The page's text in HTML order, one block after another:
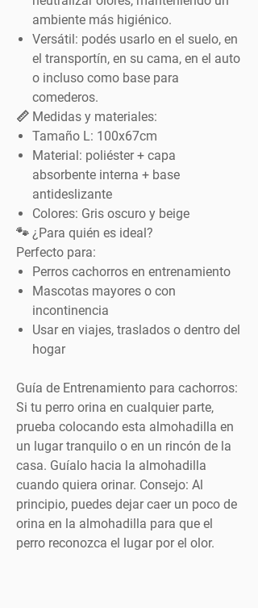
ambiente más higiénico.
Versátil: podés usarlo en el suelo, en
el transportín, en su cama, en el auto
o incluso como base para
comederos.
📏 Medidas y materiales:
Tamaño L: 100x67cm
Material: poliéster + capa
absorbente interna + base
antideslizante
Colores: Gris oscuro y beige
🐾 ¿Para quién es ideal?
Perfecto para:
Perros cachorros en entrenamiento
Mascotas mayores o con
incontinencia
Usar en viajes, traslados o dentro del
hogar
Guía de Entrenamiento para cachorros:
Si tu perro orina en cualquier parte,
prueba colocando esta almohadilla en
un lugar tranquilo o en un rincón de la
casa. Guíalo hacia la almohadilla
cuando quiera orinar. Consejo: Al
principio, puedes dejar caer un poco de
orina en la almohadilla para que el
perro reconozca el lugar por el olor.